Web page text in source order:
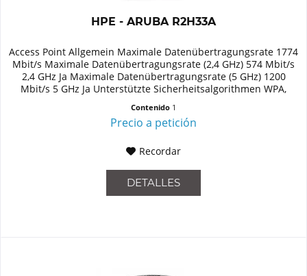
HPE - ARUBA R2H33A
Access Point Allgemein Maximale Datenübertragungsrate 1774
Mbit/s Maximale Datenübertragungsrate (2,4 GHz) 574 Mbit/s
2,4 GHz Ja Maximale Datenübertragungsrate (5 GHz) 1200
Mbit/s 5 GHz Ja Unterstützte Sicherheitsalgorithmen WPA,
Contenido 1
Precio a petición
Recordar
DETALLES